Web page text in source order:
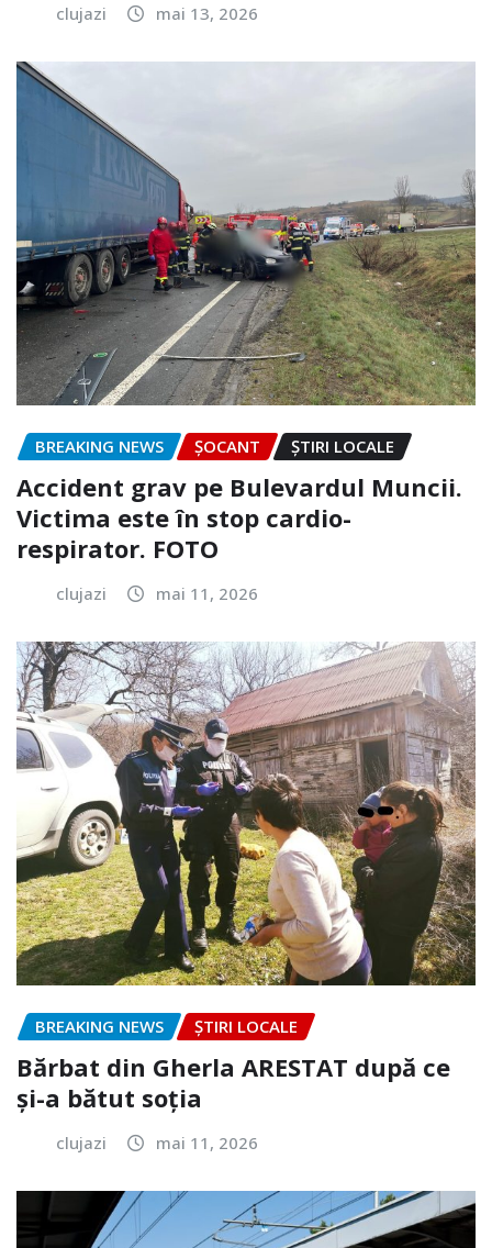
clujazi mai 13, 2026
BREAKING NEWS ȘOCANT ȘTIRI LOCALE
Accident grav pe Bulevardul Muncii.
Victima este în stop cardio-
respirator. FOTO
clujazi mai 11, 2026
BREAKING NEWS ȘTIRI LOCALE
Bărbat din Gherla ARESTAT după ce
și-a bătut soția
clujazi mai 11, 2026